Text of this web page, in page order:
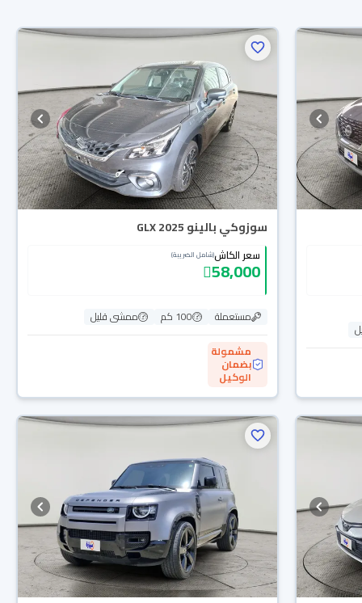
سوزوكي بالينو GLX 2025
سعر الكاش(شامل الضريبة)
58,000
مستعملة 100 كم
ممشى قليل
مشمولة
بضمان
الوكيل